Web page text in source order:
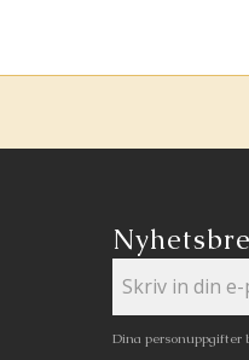
Dina personuppgifter